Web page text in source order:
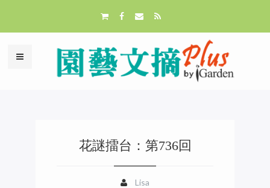
花謎擂台：第736回
Lisa